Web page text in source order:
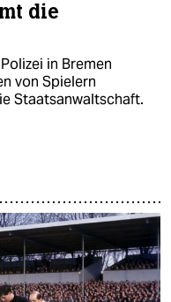
die
in Bremen
von Spielern
Staatsanwaltschaft.